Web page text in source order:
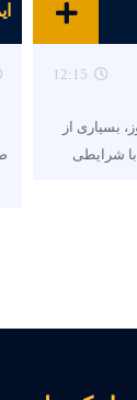
12:15
بسیاری از
با شرایطی